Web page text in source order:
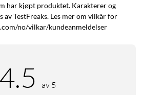
har kjøpt produktet. Karakterer og
TestFreaks. Les mer om vilkår for
no/vilkar/kundeanmeldelser
4.5 av 5